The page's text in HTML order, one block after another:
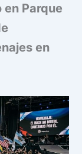
Parque
en